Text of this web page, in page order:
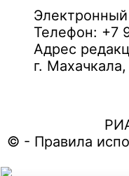
Телефон: +7
Адрес
г.
© - Правила